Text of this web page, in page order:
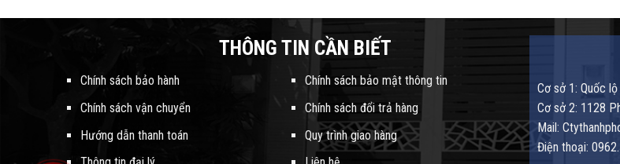
THÔNG TIN CẦN BIẾT
Chính sách bảo hành
Chính sách vận chuyển
Hướng dẫn thanh toán
Chính sách bảo mật thông tin
Chính sách đổi trả hàng
Quy trình giao hàng
Cơ sở 1: Quốc
Cơ sở 2: 1128
Mail:
Điện thoại: